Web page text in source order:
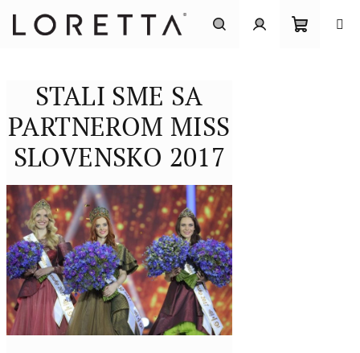
obsah
STALI SME SA
PARTNEROM MISS
SLOVENSKO 2017